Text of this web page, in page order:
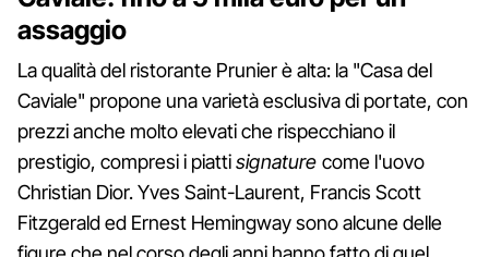
assaggio
La qualità del ristorante Prunier è alta: la "Casa del
Caviale" propone una varietà esclusiva di portate, con
prezzi anche molto elevati che rispecchiano il
prestigio, compresi i piattisignature come l'uovo
Christian Dior. Yves Saint-Laurent, Francis Scott
Fitzgerald ed Ernest Hemingway sono alcune delle